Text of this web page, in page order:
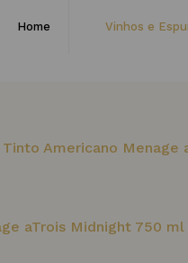
Home Vinhos e
Tinto Americano Menage